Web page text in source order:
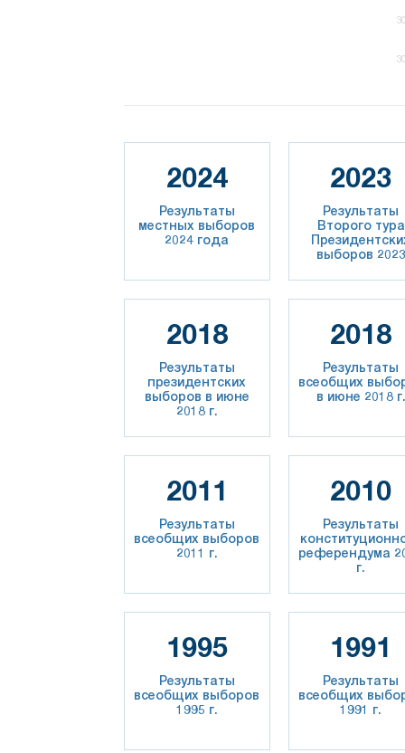
2024
Результаты
местных выборов
2024 года
2023
Результаты
Второго тура
выборов 2023
2018
Результаты
президентских
выборов в июне
2018 г.
2018
Результаты
всеобщих
в июне 2018 г.
2011
Результаты
всеобщих выборов
2011 г.
2010
Результаты
референдума
г.
1995
Результаты
всеобщих выборов
1995 г.
1991
Результаты
всеобщих
1991 г.